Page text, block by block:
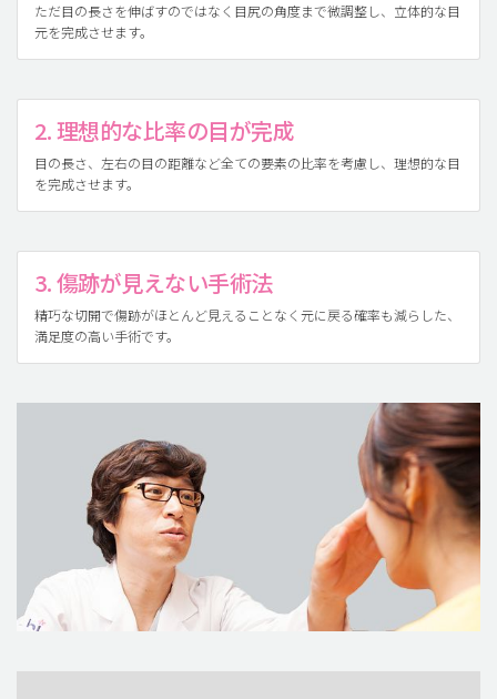
ただ目の長さを伸ばすのではなく目尻の角度まで微調整し、立体的な目
元を完成させます。
2. 理想的な比率の目が完成
目の長さ、左右の目の距離など全ての要素の比率を考慮し、理想的な目
を完成させます。
3. 傷跡が見えない手術法
精巧な切開で傷跡がほとんど見えることなく元に戻る確率も減らした、
満足度の高い手術です。